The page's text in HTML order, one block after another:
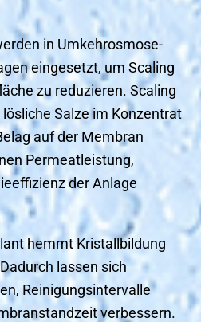
in Umkehrosmose-
eingesetzt, um Scaling
zu reduzieren. Scaling
Salze im Konzentrat
auf der Membran
Permeatleistung,
der Anlage
hemmt Kristallbildung
lassen sich
Reinigungsintervalle
verbessern.